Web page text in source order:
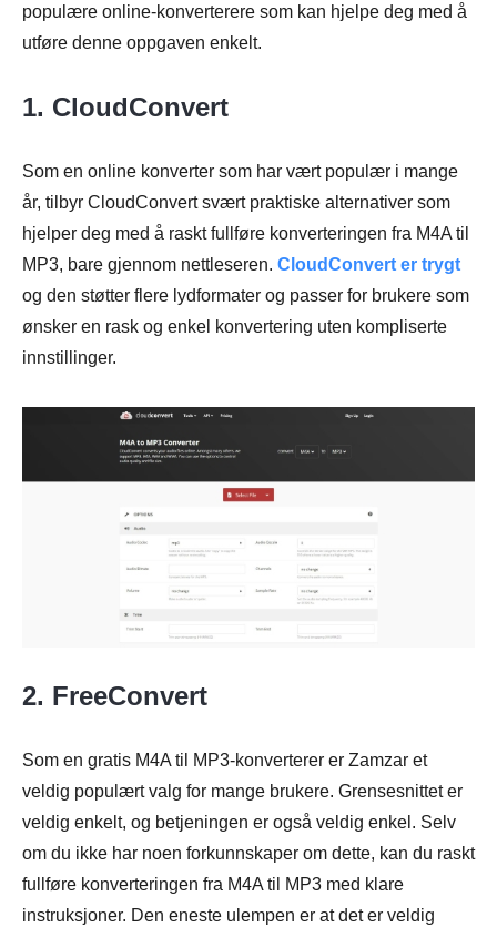
populære online-konverterere som kan hjelpe deg med å
utføre denne oppgaven enkelt.
1. CloudConvert
Som en online konverter som har vært populær i mange
år, tilbyr CloudConvert svært praktiske alternativer som
hjelper deg med å raskt fullføre konverteringen fra M4A til
MP3, bare gjennom nettleseren. CloudConvert er trygt
og den støtter flere lydformater og passer for brukere som
ønsker en rask og enkel konvertering uten kompliserte
innstillinger.
2. FreeConvert
Som en gratis M4A til MP3-konverterer er Zamzar et
veldig populært valg for mange brukere. Grensesnittet er
veldig enkelt, og betjeningen er også veldig enkel. Selv
om du ikke har noen forkunnskaper om dette, kan du raskt
fullføre konverteringen fra M4A til MP3 med klare
instruksjoner. Den eneste ulempen er at det er veldig